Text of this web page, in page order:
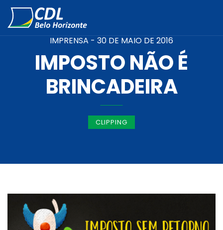
IMPRENSA - 30 DE MAIO DE 2016
IMPOSTO NÃO É
BRINCADEIRA
CLIPPING